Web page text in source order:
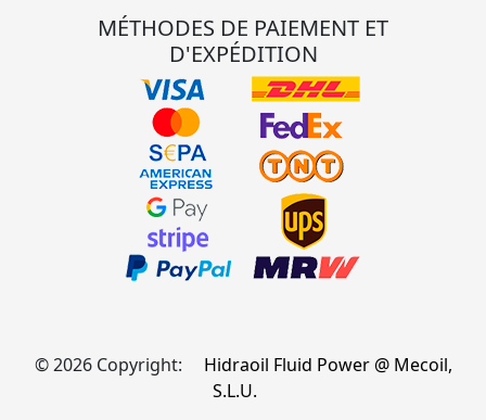
MÉTHODES DE PAIEMENT ET
D'EXPÉDITION
© 2026 Copyright:
Hidraoil Fluid Power @ Mecoil,
S.L.U.